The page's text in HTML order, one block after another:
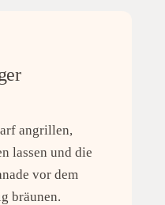
angrillen,
lassen und die
vor dem
bräunen.